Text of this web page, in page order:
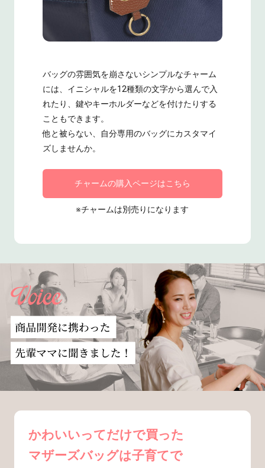
バッグの雰囲気を崩さないシンプルなチャーム
には、イニシャルを12種類の文字から選んで入
れたり、鍵やキーホルダーなどを付けたりする
こともできます。
他と被らない、自分専用のバッグにカスタマイ
ズしませんか。
チャームの購入ページはこちら
※チャームは別売りになります
かわいいってだけで買った
マザーズバッグは子育てで